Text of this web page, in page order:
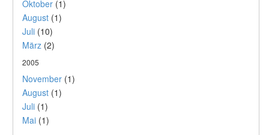
Oktober (1)
August (1)
Juli (10)
März (2)
2005
November (1)
August (1)
Juli (1)
Mai (1)